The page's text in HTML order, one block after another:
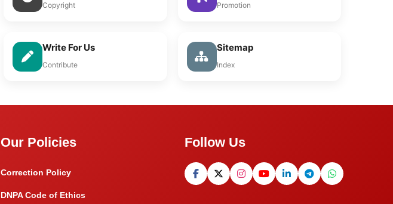
Copyright Promotion
Write For Us
Contribute
Sitemap
Index
Our Policies
Correction Policy
DNPA Code of Ethics
Follow Us